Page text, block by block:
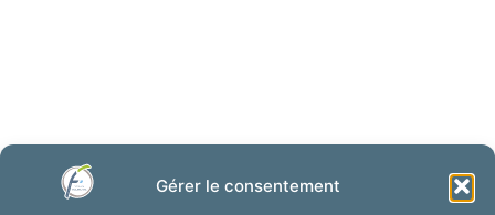
Gérer le consentement